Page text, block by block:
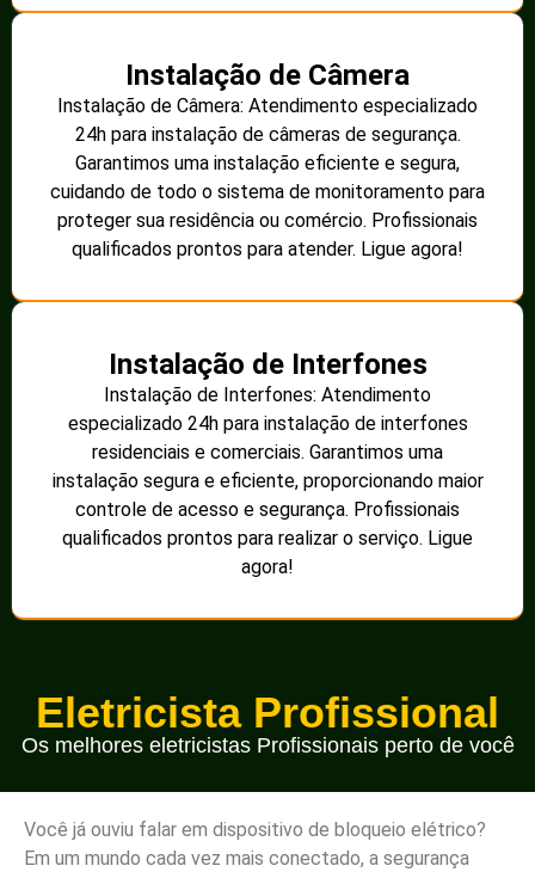
Instalação de Câmera
Instalação de Câmera: Atendimento especializado
24h para instalação de câmeras de segurança.
Garantimos uma instalação eficiente e segura,
cuidando de todo o sistema de monitoramento para
proteger sua residência ou comércio. Profissionais
qualificados prontos para atender. Ligue agora!
Instalação de Interfones
Instalação de Interfones: Atendimento
especializado 24h para instalação de interfones
residenciais e comerciais. Garantimos uma
instalação segura e eficiente, proporcionando maior
controle de acesso e segurança. Profissionais
qualificados prontos para realizar o serviço. Ligue
agora!
Eletricista Profissional
Os melhores eletricistas Profissionais perto de você
Você já ouviu falar em dispositivo de bloqueio elétrico?
Em um mundo cada vez mais conectado, a segurança